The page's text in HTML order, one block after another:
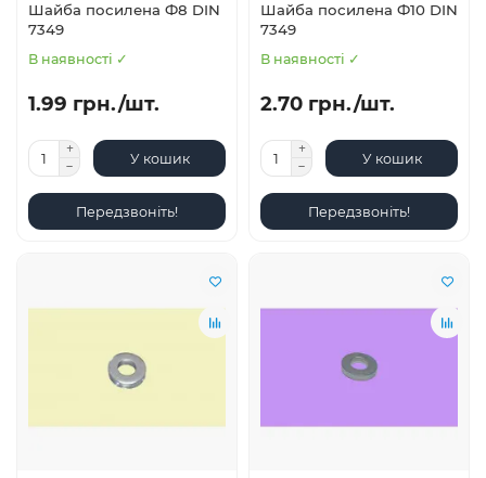
Шайба посилена Ф8 DIN
7349
В наявності ✓
1.99 грн./шт.
У кошик
Передзвоніть!
Шайба посилена Ф10 DIN
7349
В наявності ✓
2.70 грн./шт.
У кошик
Передзвоніть!